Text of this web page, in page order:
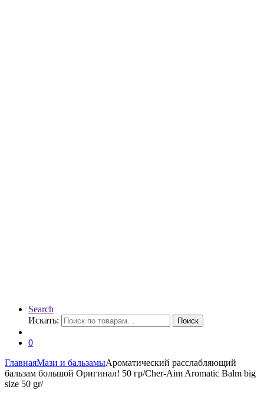
Search
Искать:
Поиск
0
ГлавнаяМази и бальзамыАроматический расслабляющий
бальзам большой Оригинал! 50 гр/Cher-Aim Aromatic Balm big
size 50 gr/